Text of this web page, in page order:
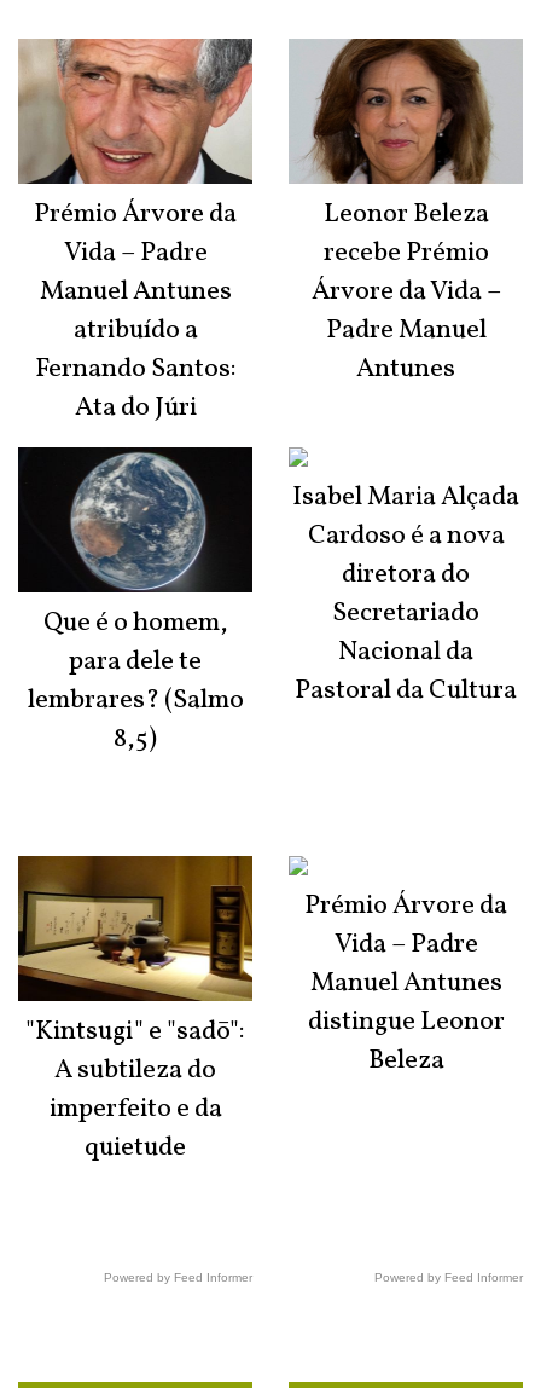
Prémio Árvore da
Vida – Padre
Manuel Antunes
atribuído a
Fernando Santos:
Ata do Júri
Que é o homem,
para dele te
lembrares? (Salmo
8,5)
"Kintsugi" e "sadō":
A subtileza do
imperfeito e da
quietude
Powered by Feed Informer
Leonor Beleza
recebe Prémio
Árvore da Vida –
Padre Manuel
Antunes
Isabel Maria Alçada
Cardoso é a nova
diretora do
Secretariado
Nacional da
Pastoral da Cultura
Prémio Árvore da
Vida – Padre
Manuel Antunes
distingue Leonor
Beleza
Powered by Feed Informer